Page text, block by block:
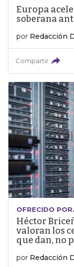
Europa
soberana
por Redacción
Compartir
OFRECIDO
Héctor
valoran los
que dan, no
por Redacción